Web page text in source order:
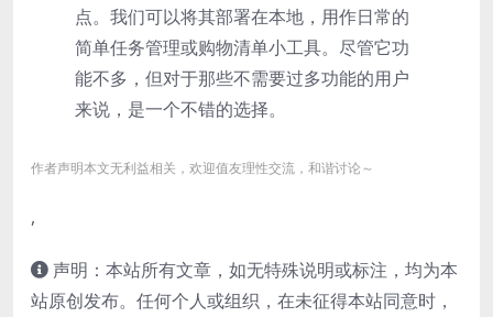
点。我们可以将其部署在本地，用作日常的
简单任务管理或购物清单小工具。尽管它功
能不多，但对于那些不需要过多功能的用户
来说，是一个不错的选择。
作者声明本文无利益相关，欢迎值友理性交流，和谐讨论～
,
声明：本站所有文章，如无特殊说明或标注，均为本
站原创发布。任何个人或组织，在未征得本站同意时，